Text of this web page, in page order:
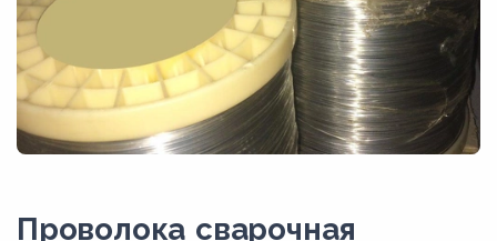
Проволока сварочная